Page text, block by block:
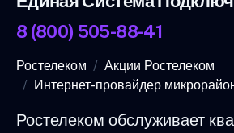
8 (800) 505-88-41
Ростелеком
Акции Ростелеком
Интернет-провайдер
Ростелеком обслуживает